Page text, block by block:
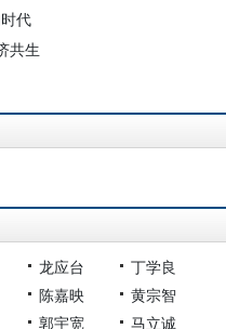
代
共生
龙应台
丁学良
陈嘉映
黄宗智
郭宇宽 马立诚